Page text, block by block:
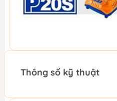
Thông số kỹ thuật